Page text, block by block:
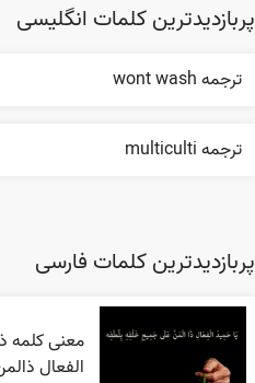
پربازدیدترین کلمات انگلیسی
ترجمه wont wash
ترجمه multiculti
پربازدیدترین کلمات فارسی
معنی کلمه
الفعال